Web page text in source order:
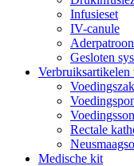
Infusieset
IV-canule
Gesloten
Verbruiksartikelen
Voedingszak
Rectale
Medische kit